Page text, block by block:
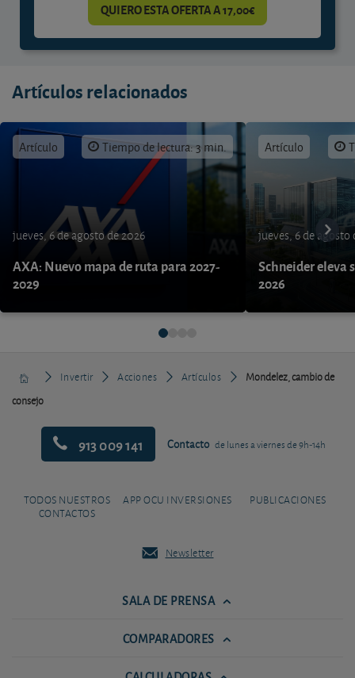
QUIERO ESTA OFERTA A 17,00€
Artículos relacionados
Artículo Tiempo de lectura: 3 min.
jueves, 6 de agosto de 2026
AXA: Nuevo mapa de ruta para 2027-
2029
Artículo
jueves, 6 de agosto
Schneider eleva
2026
Invertir Acciones Artículos
Mondelez, cambio de
consejo
913 009 141 Contacto de lunes a viernes de 9h-14h
TODOS NUESTROS
CONTACTOS
APP OCU INVERSIONES PUBLICACIONES
Newsletter
SALA DE PRENSA
COMPARADORES